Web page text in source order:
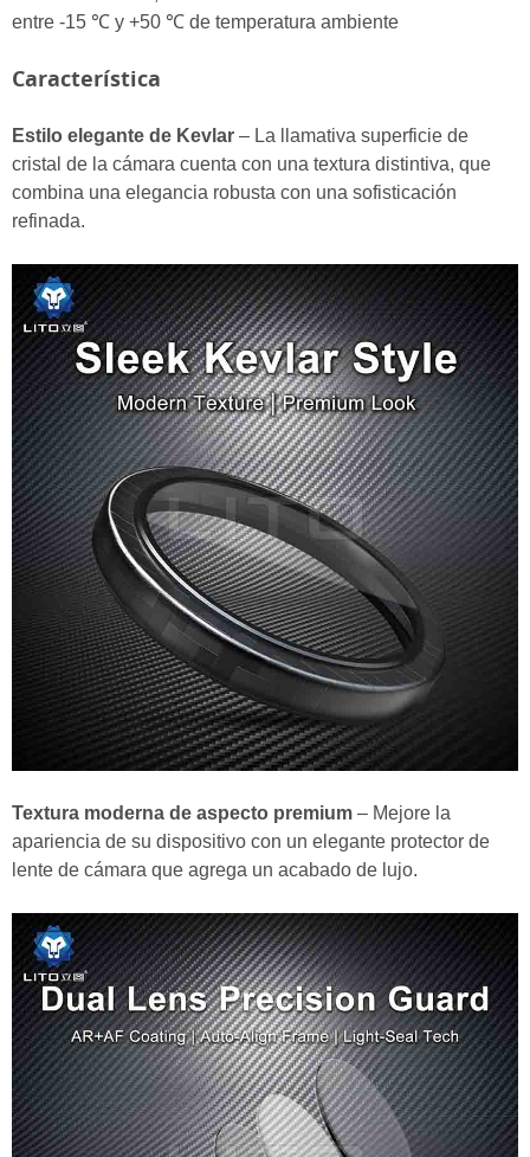
entre -15 ℃ y +50 ℃ de temperatura ambiente
Característica
Estilo elegante de Kevlar – La llamativa superficie de
cristal de la cámara cuenta con una textura distintiva, que
combina una elegancia robusta con una sofisticación
refinada.
Textura moderna de aspecto premium – Mejore la
apariencia de su dispositivo con un elegante protector de
lente de cámara que agrega un acabado de lujo.